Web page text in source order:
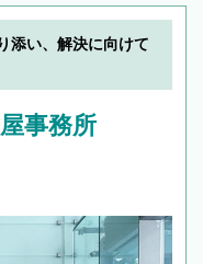
添い、解決に向けて
事務所